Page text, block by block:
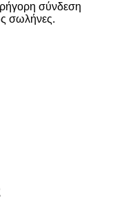
σύνδεση
σωλήνες.